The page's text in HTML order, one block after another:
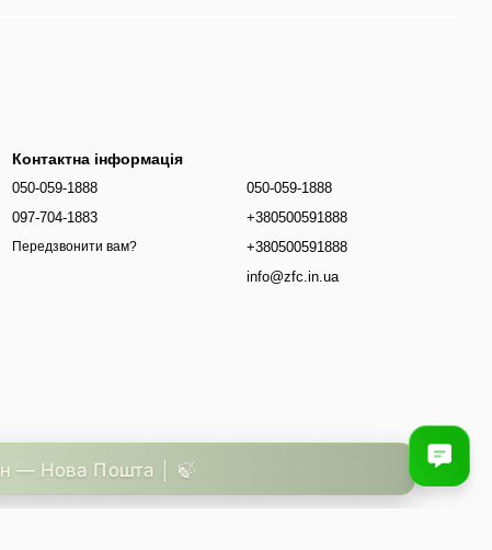
Контактна інформація
050-059-1888
097-704-1883
Передзвонити вам?
050-059-1888
+380500591888
+380500591888
info@zfc.in.ua